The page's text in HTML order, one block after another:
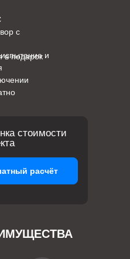
и
с
в подарок
стоимости
расчёт